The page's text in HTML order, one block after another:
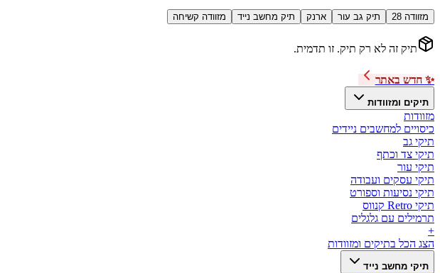
מזוודה 28 תיק גב עור ארנק תיק מחשב נייד מזוודה קשיחה
תיק זה לא רק תיק. זו תדמית.
✨ חדש באתר
תיקים ומזוודות
מזוודות
כיסויים למחשבים ניידים
תיקי גב
תיקי צד וכתף
תיקי עור
תיקי עסקים ועבודה
תיקי נסיעות וספורט
תיקי Retro קנווס
תרמילים עם גלגלים
+
הצג הכל בתיקים ומזוודות
תיקי מחשב נייד